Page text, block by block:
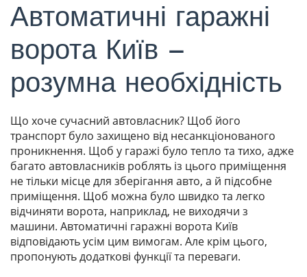
Автоматичні гаражні
ворота Київ –
розумна необхідність
Що хоче сучасний автовласник? Щоб його
транспорт було захищено від несанкціонованого
проникнення. Щоб у гаражі було тепло та тихо, адже
багато автовласників роблять із цього приміщення
не тільки місце для зберігання авто, а й підсобне
приміщення. Щоб можна було швидко та легко
відчиняти ворота, наприклад, не виходячи з
машини. Автоматичні гаражні ворота Київ
відповідають усім цим вимогам. Але крім цього,
пропонують додаткові функції та переваги.